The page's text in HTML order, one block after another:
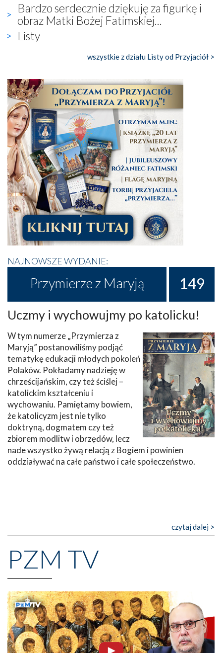
Bardzo serdecznie dziękuję za figurkę i
obraz Matki Bożej Fatimskiej...
Listy
wszystkie z działu Listy od Przyjaciół >
NAJNOWSZE WYDANIE:
Przymierze z Maryją 149
Uczmy i wychowujmy po katolicku!
W tym numerze „Przymierza z
Maryją” postanowiliśmy podjąć
tematykę edukacji młodych pokoleń
Polaków. Pokładamy nadzieję w
chrześcijańskim, czy też ściślej –
katolickim kształceniu i
wychowaniu. Pamiętamy bowiem,
że katolicyzm jest nie tylko
doktryną, dogmatem czy też
zbiorem modlitw i obrzędów, lecz
nade wszystko żywą relacją z Bogiem i powinien
oddziaływać na całe państwo i całe społeczeństwo.
czytaj dalej >
PZM TV